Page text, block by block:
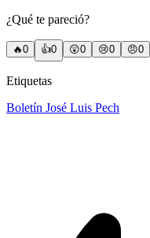
¿Qué te pareció?
🔥0 👍0 😲0 😢0 😠0
Etiquetas
Boletín José Luis Pech